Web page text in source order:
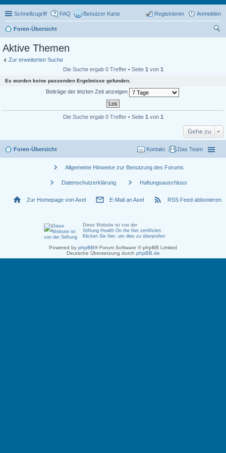
Schnellzugriff FAQ Benutzer Karte Anmelden
Registrieren
Foren-Übersicht
Aktive Themen
Zur erweiterten Suche
Die Suche ergab 0 Treffer • Seite 1 von 1
Es wurden keine passenden Ergebnisse gefunden.
Beiträge der letzten Zeit anzeigen
Die Suche ergab 0 Treffer • Seite 1 von 1
Gehe zu
Foren-Übersicht Das Team
Kontakt
chevron_right Allgemeine Hinweise zur Benutzung des Forums
chevron_right Datenschutzerklärung chevron_right Haftungsauschluss
home Zur Homepage von Axel mail_outline E-Mail an Axel rss_feed RSS Feed abbonieren
Diese Website ist von der
Stiftung Health On the Net zertifiziert
Klicken Sie hier, um dies zu überprüfen
Powered by phpBB® Forum Software © phpBB Limited
Deutsche Übersetzung durch phpBB.de